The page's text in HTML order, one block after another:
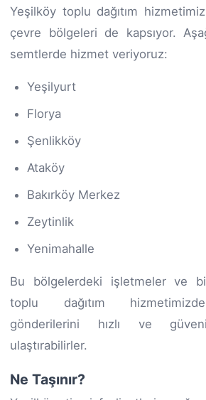
Yeşilköy toplu dağıtım
çevre bölgeleri de kapsıyor.
semtlerde hizmet veriyoruz:
Yeşilyurt
Florya
Şenlikköy
Ataköy
Bakırköy Merkez
Zeytinlik
Yenimahalle
Bu bölgelerdeki işletmeler ve
toplu dağıtım
gönderilerini hızlı ve
ulaştırabilirler.
Ne Taşınır?